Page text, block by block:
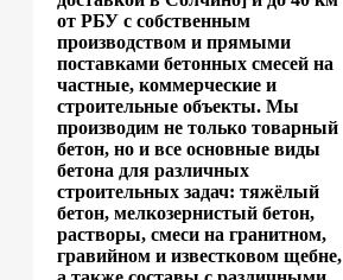
от РБУ с собственным
производством и прямыми
поставками бетонных смесей на
частные, коммерческие и
строительные объекты. Мы
производим не только товарный
бетон, но и все основные виды
бетона для различных
строительных задач: тяжёлый
бетон, мелкозернистый бетон,
растворы, смеси на гранитном,
гравийном и известковом щебне,